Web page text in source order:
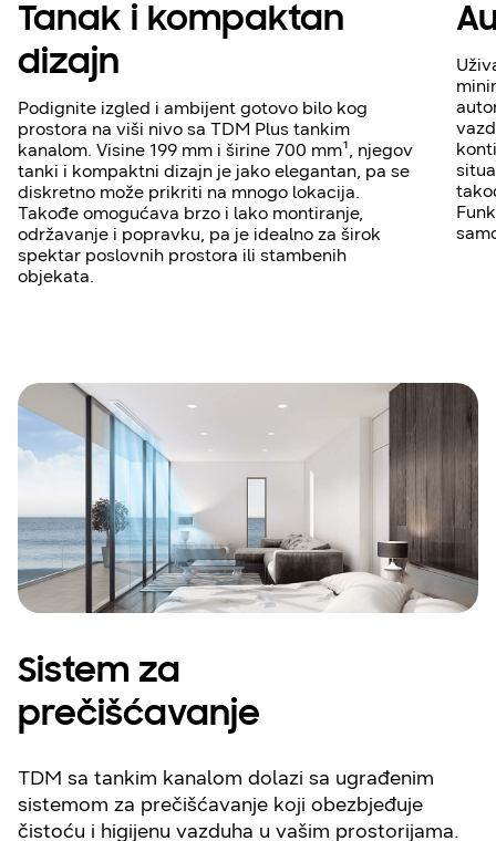
Tanak i kompaktan
dizajn
Podignite izgled i ambijent gotovo bilo kog
prostora na viši nivo sa TDM Plus tankim
kanalom. Visine 199 mm i širine 700 mm¹, njegov
tanki i kompaktni dizajn je jako elegantan, pa se
diskretno može prikriti na mnogo lokacija.
Takođe omogućava brzo i lako montiranje,
održavanje i popravku, pa je idealno za širok
spektar poslovnih prostora ili stambenih
objekata.
Sistem za
prečišćavanje
TDM sa tankim kanalom dolazi sa ugrađenim
sistemom za prečišćavanje koji obezbjeđuje
čistoću i higijenu vazduha u vašim prostorijama.